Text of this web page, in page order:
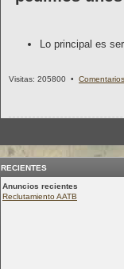
Lo principal es
Visitas: 205800 •
RECIENTES
Anuncios recientes
Reclutamiento AATB